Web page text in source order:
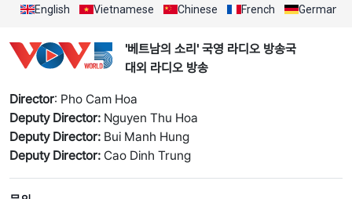
English Vietnamese Chinese French German
'베트남의 소리' 국영 라디오 방송국
대외 라디오 방송
Director: Pho Cam Hoa
Deputy Director: Nguyen Thu Hoa
Deputy Director: Bui Manh Hung
Deputy Director: Cao Dinh Trung